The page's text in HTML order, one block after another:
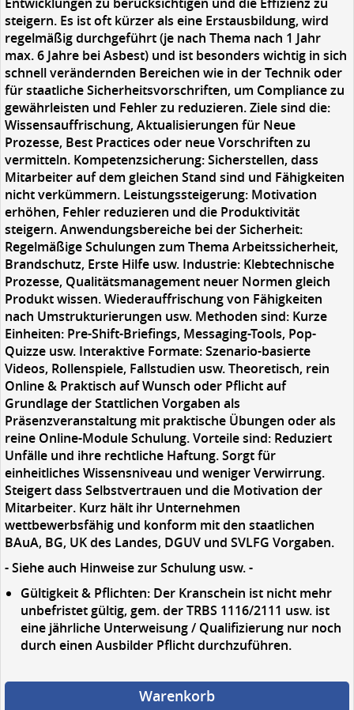
steigern. Es ist oft kürzer als eine Erstausbildung, wird
regelmäßig durchgeführt (je nach Thema nach 1 Jahr
max. 6 Jahre bei Asbest) und ist besonders wichtig in sich
schnell verändernden Bereichen wie in der Technik oder
für staatliche Sicherheitsvorschriften, um Compliance zu
gewährleisten und Fehler zu reduzieren. Ziele sind die:
Wissensauffrischung, Aktualisierungen für Neue
Prozesse, Best Practices oder neue Vorschriften zu
vermitteln. Kompetenzsicherung: Sicherstellen, dass
Mitarbeiter auf dem gleichen Stand sind und Fähigkeiten
nicht verkümmern. Leistungssteigerung: Motivation
erhöhen, Fehler reduzieren und die Produktivität
steigern. Anwendungsbereiche bei der Sicherheit:
Regelmäßige Schulungen zum Thema Arbeitssicherheit,
Brandschutz, Erste Hilfe usw. Industrie: Klebtechnische
Prozesse, Qualitätsmanagement neuer Normen gleich
Produkt wissen. Wiederauffrischung von Fähigkeiten
nach Umstrukturierungen usw. Methoden sind: Kurze
Einheiten: Pre-Shift-Briefings, Messaging-Tools, Pop-
Quizze usw. Interaktive Formate: Szenario-basierte
Videos, Rollenspiele, Fallstudien usw. Theoretisch, rein
Online & Praktisch auf Wunsch oder Pflicht auf
Grundlage der Stattlichen Vorgaben als
Präsenzveranstaltung mit praktische Übungen oder als
reine Online-Module Schulung. Vorteile sind: Reduziert
Unfälle und ihre rechtliche Haftung. Sorgt für
einheitliches Wissensniveau und weniger Verwirrung.
Steigert dass Selbstvertrauen und die Motivation der
Mitarbeiter. Kurz hält ihr Unternehmen
wettbewerbsfähig und konform mit den staatlichen
BAuA, BG, UK des Landes, DGUV und SVLFG Vorgaben.
- Siehe auch Hinweise zur Schulung usw. -
Gültigkeit & Pflichten: Der Kranschein ist nicht mehr
unbefristet gültig, gem. der TRBS 1116/2111 usw. ist
eine jährliche Unterweisung / Qualifizierung nur noch
durch einen Ausbilder Pflicht durchzuführen.
Warenkorb